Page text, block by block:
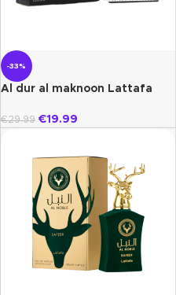
-33%
Al dur al maknoon Lattafa
€29.99 €19.99